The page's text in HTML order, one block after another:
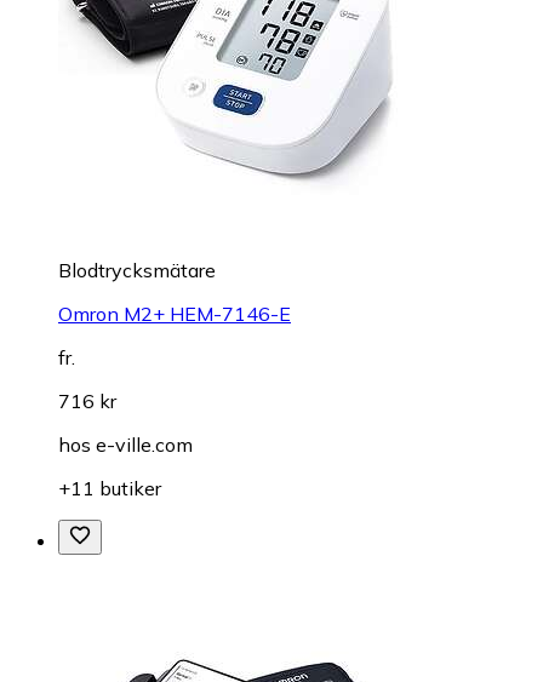
Blodtrycksmätare
Omron M2+ HEM-7146-E
fr.
716 kr
hos e-ville.com
+11 butiker